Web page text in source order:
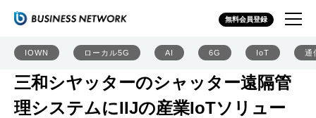
無料会員登録
IOWN ローカル5G AI 6G IoT 通
三和シヤッターのシャッター遠隔管
理システムにIIJの産業IoTソリュー